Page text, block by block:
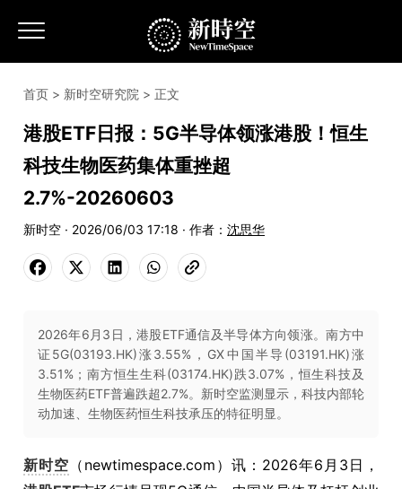
首页 > 新时空研究院 > 正文
港股ETF日报：5G半导体领涨港股！恒生
科技生物医药集体重挫超
2.7%-20260603
新时空 · 2026/06/03 17:18 · 作者： 沈思华
2026年6月3日，港股ETF通信及半导体方向领涨。南方中
证5G(03193.HK)涨3.55%，GX中国半导(03191.HK)涨
3.51%；南方恒生生科(03174.HK)跌3.07%，恒生科技及
生物医药ETF普遍跌超2.7%。新时空监测显示，科技内部轮
动加速、生物医药恒生科技承压的特征明显。
新时空 （newtimespace.com）讯：2026年6月3日，